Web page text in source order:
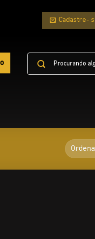
Cadastre-
Pesquisar